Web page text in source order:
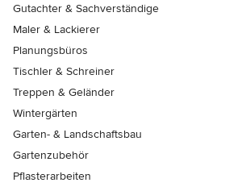
Gutachter & Sachverständige
Maler & Lackierer
Planungsbüros
Tischler & Schreiner
Treppen & Geländer
Wintergärten
Garten- & Landschaftsbau
Gartenzubehör
Pflasterarbeiten